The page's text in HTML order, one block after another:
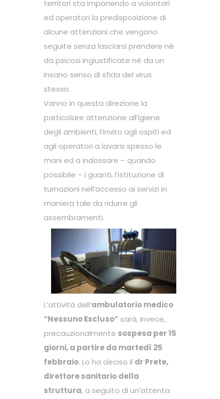
territori sta imponendo a volontari
ed operatori la predisposizione di
alcune attenzioni che vengono
seguite senza lasciarsi prendere né
da psicosi ingiustificate né da un
insano senso di sfida del virus
stesso.
Vanno in questa direzione la
particolare attenzione all’igiene
degli ambienti, l’invito agli ospiti ed
agli operatori a lavarsi spesso le
mani ed a indossare – quando
possibile – i guanti, l’istituzione di
turnazioni nell’accesso ai servizi in
maniera tale da ridurre gli
assembramenti.
L’attività dell’ambulatorio medico
“Nessuno Escluso” sarà, invece,
precauzionalmente sospesa per 15
giorni, a partire da martedì 25
febbraio. Lo ha deciso il dr Prete,
direttore sanitario della
struttura, a seguito di un’attenta